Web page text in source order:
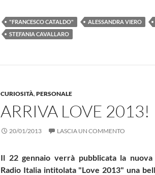
"FRANCESCO CATALDO" ALESSANDRA VIERO
STEFANIA CAVALLARO
CURIOSITÀ,PERSONALE
ARRIVA LOVE 2013!
20/01/2013 LASCIA UN COMMENTO
Il 22 gennaio verrà pubblicata la
Radio Italia intitolata "Love 2013" una